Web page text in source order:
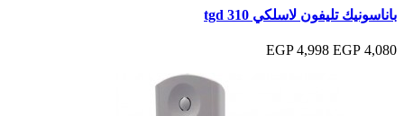
باناسونيك تليفون لاسلكي tgd 310
4,080 EGP
4,998 EGP